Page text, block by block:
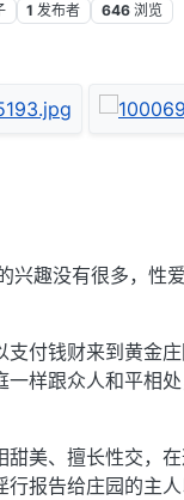
1 发布者 646 浏览
兴趣没有很多，性
付钱财来到黄金庄
样跟众人和平相
美、擅长性交，
报告给庄园的主人